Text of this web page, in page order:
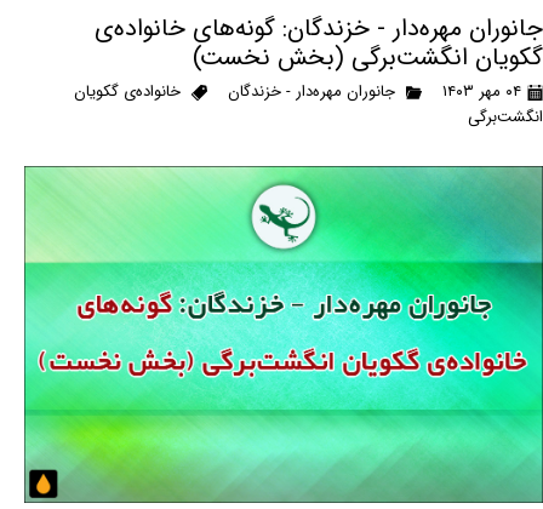
جانوران مهره‌دار - خزندگان: گونه‌های خانواده‌ی
گکویان انگشت‌برگی (بخش نخست)
۰۴ مهر ۱۴۰۳ جانوران مهره‌دار - خزندگان
خانواده‌ی گکویان
انگشت‌برگی